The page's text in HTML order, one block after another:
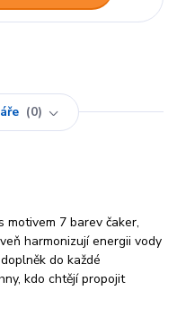
0
motivem 7 barev čaker,
harmonizují energii vody
do každé
kdo chtějí propojit